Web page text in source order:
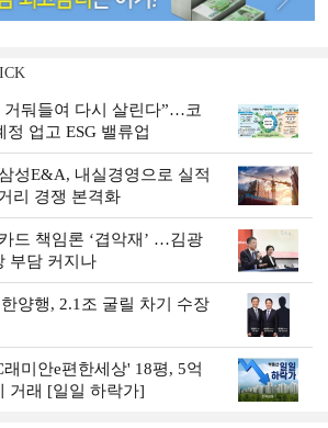
거둬들여 다시 살린다”…코
정 업고 ESG 밸류업
성E&A, 내실경영으로 실적
리 경쟁 본격화
드 책임론 ‘겹악재’ …김광
부담 커지나
양행, 2.1조 굴릴 차기 수장
미안e편한세상' 18평, 5억
거래 [일일 하락가]